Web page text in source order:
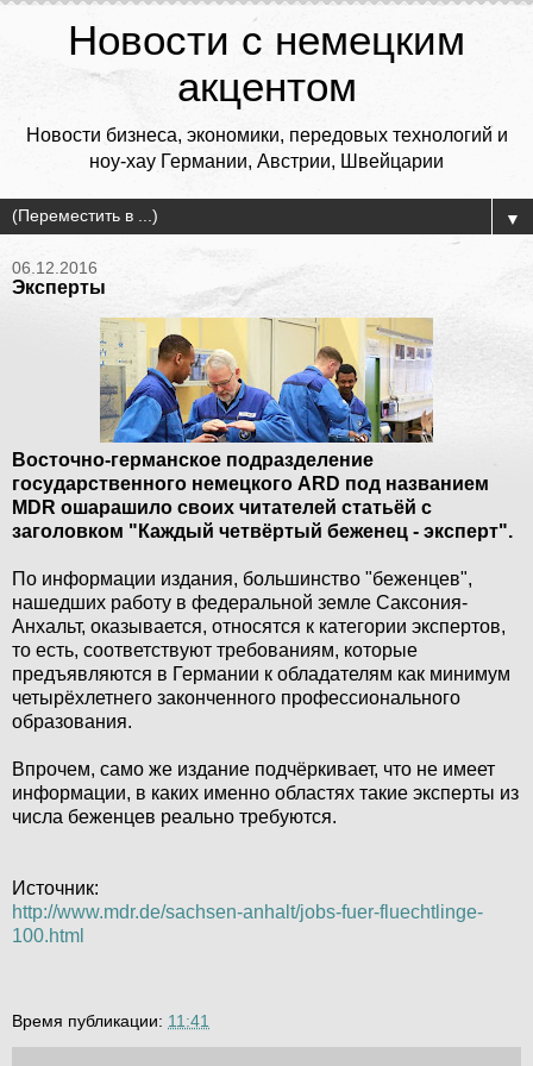
Новости с немецким
акцентом
Новости бизнеса, экономики, передовых технологий и
ноу-хау Германии, Австрии, Швейцарии
▼
06.12.2016
Эксперты
Восточно-германское подразделение
государственного немецкого ARD под названием
MDR ошарашило своих читателей статьёй с
заголовком "Каждый четвёртый беженец - эксперт".
По информации издания, большинство "беженцев",
нашедших работу в федеральной земле Саксония-
Анхальт, оказывается, относятся к категории экспертов,
то есть, соответствуют требованиям, которые
предъявляются в Германии к обладателям как минимум
четырёхлетнего законченного профессионального
образования.
Впрочем, само же издание подчёркивает, что не имеет
информации, в каких именно областях такие эксперты из
числа беженцев реально требуются.
Источник:
http://www.mdr.de/sachsen-anhalt/jobs-fuer-fluechtlinge-
100.html
Время публикации: 11:41